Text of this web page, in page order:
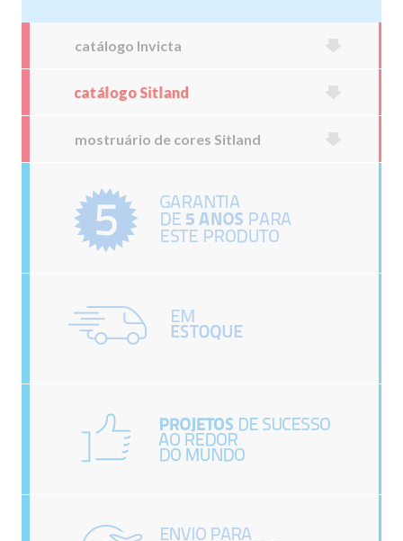
catálogo Invicta
catálogo Sitland
mostruário de cores Sitland